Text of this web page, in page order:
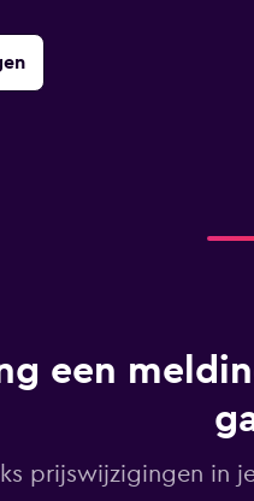
een
prijswijzigingen in